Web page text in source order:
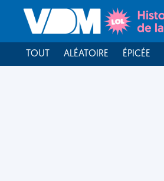
TOUT ALÉATOIRE ÉPICÉE